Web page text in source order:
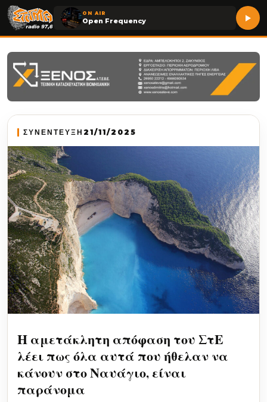
ON AIR
Open Frequency
ΣΥΝΕΝΤΕΥΞΗ 21/11/2025
Η αμετάκλητη απόφαση του ΣτΕ
λέει πως όλα αυτά που ήθελαν να
κάνουν στο Ναυάγιο, είναι
παράνομα